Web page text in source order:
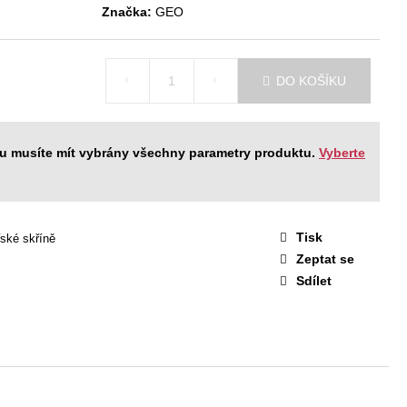
Značka: GEO
DO KOŠÍKU
musíte mít vybrány všechny parametry produktu. Vyberte
skříně
Tisk
Zeptat se
Sdílet
EASY 1
Kč